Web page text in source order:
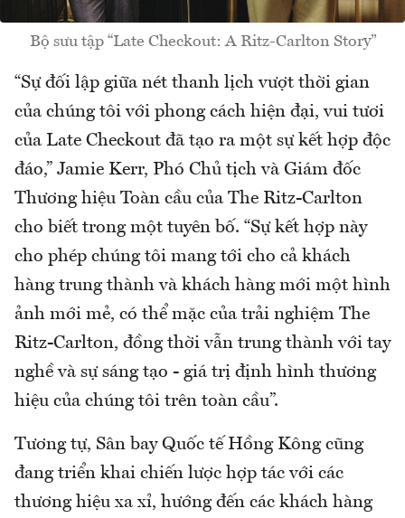
Bộ sưu tập “Late Checkout: A Ritz-Carlton Story”
“Sự đối lập giữa nét thanh lịch vượt thời gian
của chúng tôi với phong cách hiện đại, vui tươi
của Late Checkout đã tạo ra một sự kết hợp độc
đáo,” Jamie Kerr, Phó Chủ tịch và Giám đốc
Thương hiệu Toàn cầu của The Ritz-Carlton
cho biết trong một tuyên bố. “Sự kết hợp này
cho phép chúng tôi mang tới cho cả khách
hàng trung thành và khách hàng mới một hình
ảnh mới mẻ, có thể mặc của trải nghiệm The
Ritz-Carlton, đồng thời vẫn trung thành với tay
nghề và sự sáng tạo - giá trị định hình thương
hiệu của chúng tôi trên toàn cầu”.
Tương tự, Sân bay Quốc tế Hồng Kông cũng
đang triển khai chiến lược hợp tác với các
thương hiệu xa xỉ, hướng đến các khách hàng